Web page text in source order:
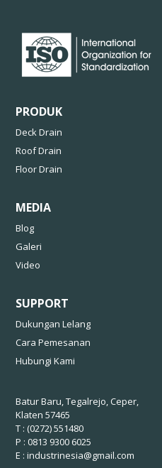
PRODUK
Deck Drain
Roof Drain
Floor Drain
MEDIA
Blog
Galeri
Video
SUPPORT
Dukungan Lelang
Cara Pemesanan
Hubungi Kami
Batur Baru, Tegalrejo, Ceper,
Klaten 57465
T : (0272) 551480
P : 0813 9300 6025
E :industrinesia@gmail.com